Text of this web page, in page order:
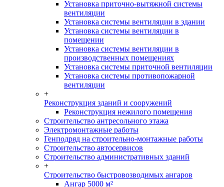
Установка приточно-вытяжной системы
вентиляции
Установка системы вентиляции в здании
Установка системы вентиляции в
помещении
Установка системы вентиляции в
производственных помещениях
Установка системы приточной вентиляции
Установка системы противопожарной
вентиляции
+
Реконструкция зданий и сооружений
Реконструкция нежилого помещения
Строительство антресольного этажа
Электромонтажные работы
Генподряд на строительно-монтажные работы
Строительство автосервисов
Строительство административных зданий
+
Строительство быстровозводимых ангаров
Ангар 5000 м²